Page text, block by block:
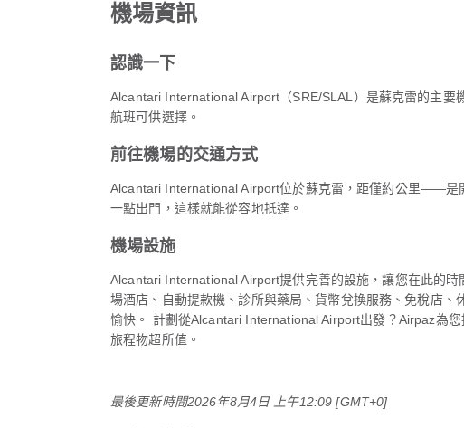
機場資訊
認識一下
Alcantari International Airport（SRE/SLAL）是蘇克雷的主要
航班可供選擇。
前往機場的交通方式
Alcantari International Airport位於蘇克雷，距僅約公里——是
一點出門，這樣就能從容地抵達。
機場設施
Alcantari International Airport提供完善的設施，讓您在此的
場酒店、自動提款機、診所與藥局、貨幣兌換服務、免稅店
愉快。 計劃從Alcantari International Airport出發？Airpaz為
旅程物超所值。
最後更新時間2026年8月4日 上午12:09 [GMT+0]